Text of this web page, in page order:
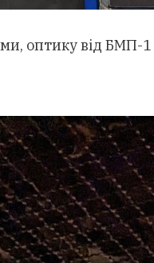
оптику від БМП-